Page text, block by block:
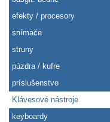
efekty / procesory
snímače
struny
púzdra / kufre
príslušenstvo
Klávesové nástroje
keyboardy